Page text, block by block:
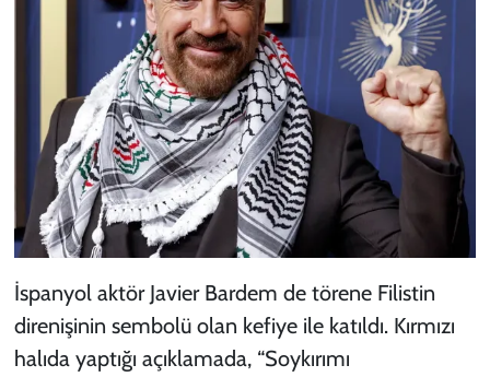
İspanyol aktör Javier Bardem de törene Filistin
direnişinin sembolü olan kefiye ile katıldı. Kırmızı
halıda yaptığı açıklamada, “Soykırımı